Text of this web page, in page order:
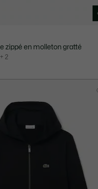
zippé en molleton gratté
+ 2